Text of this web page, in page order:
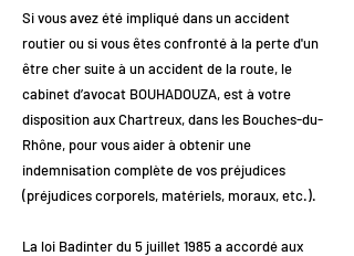
Si vous avez été impliqué dans un accident
routier ou si vous êtes confronté à la perte d'un
être cher suite à un accident de la route, le
cabinet d’avocat BOUHADOUZA, est à votre
disposition aux Chartreux, dans les Bouches-du-
Rhône, pour vous aider à obtenir une
indemnisation complète de vos préjudices
(préjudices corporels, matériels, moraux, etc.).
La loi Badinter du 5 juillet 1985 a accordé aux